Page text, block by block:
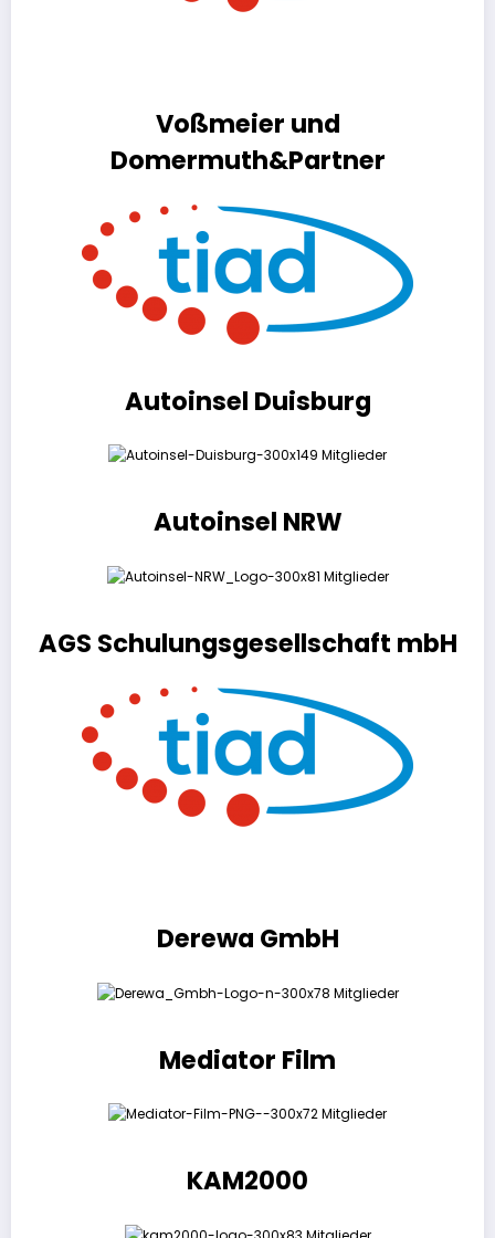
Voßmeier und
Domermuth&Partner
Autoinsel Duisburg
Autoinsel NRW
AGS Schulungsgesellschaft mbH
Derewa GmbH
Mediator Film
KAM2000